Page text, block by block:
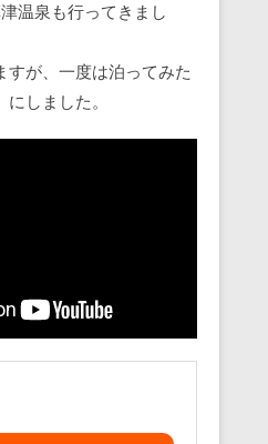
温泉も行ってきまし
すが、一度は泊ってみた
しました。